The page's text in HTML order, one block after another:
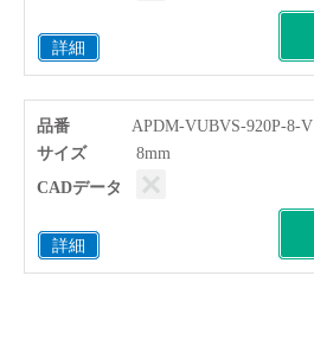
詳細
品番 APDM-VUBVS-920P-8-V
詳細
サイズ 8mm
CADデータ